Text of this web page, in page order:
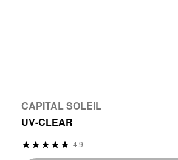
CAPITAL SOLEIL
UV-CLEAR
Р
4.9